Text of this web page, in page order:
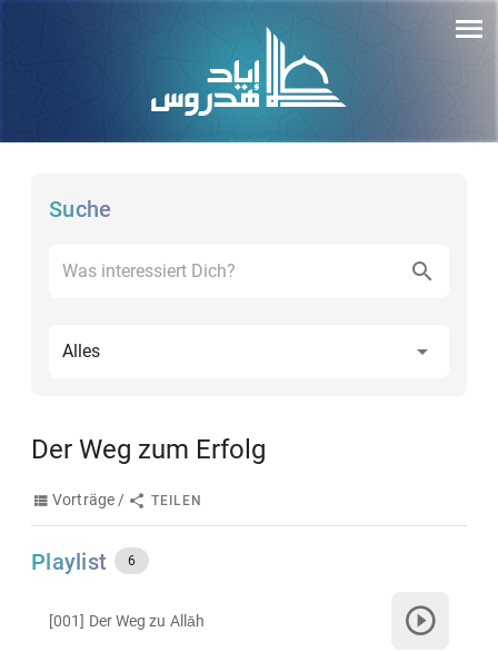
Suche
Alles
Der Weg zum Erfolg
Vorträge / TEILEN
Playlist 6
[001] Der Weg zu Allāh